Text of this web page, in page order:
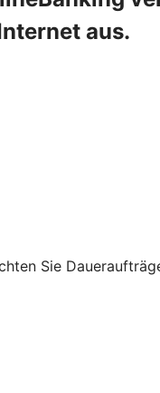
aus.
Sie